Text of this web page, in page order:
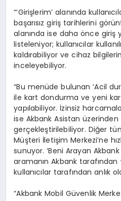
“‘Girişlerim’ alanında
başarısız giriş tarihlerini
alanında ise daha önce giriş
listeleniyor; kullanıcılar
kaldırabiliyor ve cihaz
inceleyebiliyor.
“Bu menüde bulunan ‘Acil
ile kart dondurma ve yeni
yapılabiliyor. İzinsiz
ise Akbank Asistan üzerinden
gerçekleştirilebiliyor. Diğer
Müşteri İletişim Merkezi’ne
sunuyor. ‘Beni Arayan
aramanın Akbank tarafından
kullanıcılar tarafından anlık
“Akbank Mobil Güvenlik